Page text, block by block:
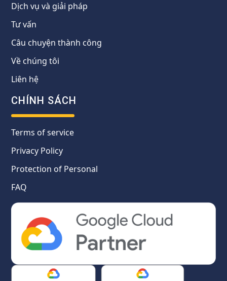
Dịch vụ và giải pháp
Tư vấn
Câu chuyện thành công
Về chúng tôi
Liên hệ
CHÍNH SÁCH
Terms of service
Privacy Policy
Protection of Personal
FAQ